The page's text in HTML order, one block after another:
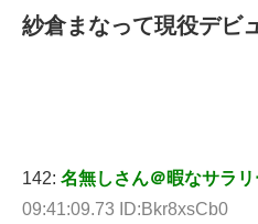
紗倉まなって現役デビ
142: 名無しさん＠暇なサラ
09:41:09.73 ID:Bkr8xsCb0